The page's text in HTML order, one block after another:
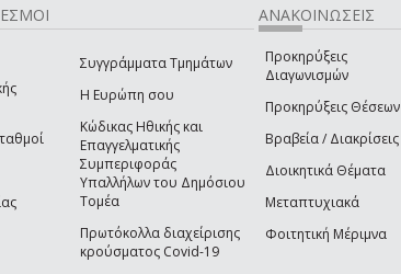
Συγγράμματα Τμημάτων
Η Ευρώπη σου
Κώδικας Ηθικής και
Επαγγελματικής
Συμπεριφοράς
Υπαλλήλων του Δημόσιου
Τομέα
Πρωτόκολλα διαχείρισης
κρούσματος Covid-19
ΑΝΑΚΟΙΝΩΣΕΙΣ
Προκηρύξεις
Διαγωνισμών
Προκηρύξεις Θέσεων
Βραβεία / Διακρίσεις
Διοικητικά Θέματα
Μεταπτυχιακά
Φοιτητική Μέριμνα